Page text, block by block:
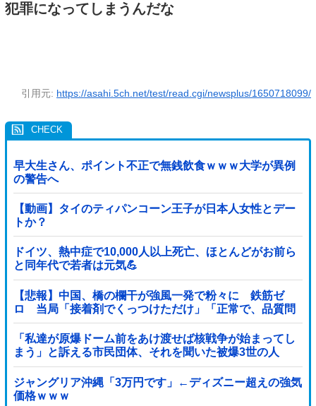
犯罪になってしまうんだな
引用元: https://asahi.5ch.net/test/read.cgi/newsplus/1650718099/
早大生さん、ポイント不正で無銭飲食ｗｗｗ大学が異例
の警告へ
【動画】タイのティパンコーン王子が日本人女性とデー
トか？
ドイツ、熱中症で10,000人以上死亡、ほとんどがお前ら
と同年代で若者は元気💪
【悲報】中国、橋の欄干が強風一発で粉々に 鉄筋ゼ
ロ 当局「接着剤でくっつけただけ」「正常で、品質問
題はない」
「私達が原爆ドーム前をあけ渡せば核戦争が始まってし
まう」と訴える市民団体、それを聞いた被爆3世の人
が……他
ジャングリア沖縄「3万円です」←ディズニー超えの強気
価格ｗｗｗ